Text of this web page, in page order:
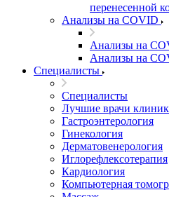
перенесенной
Анализы на COVID
Анализы на
Анализы на
Специалисты
Специалисты
Лучшие врачи
Гастроэнтерология
Гинекология
Дерматовенерология
Иглорефлексотерапия
Кардиология
Компьютерная